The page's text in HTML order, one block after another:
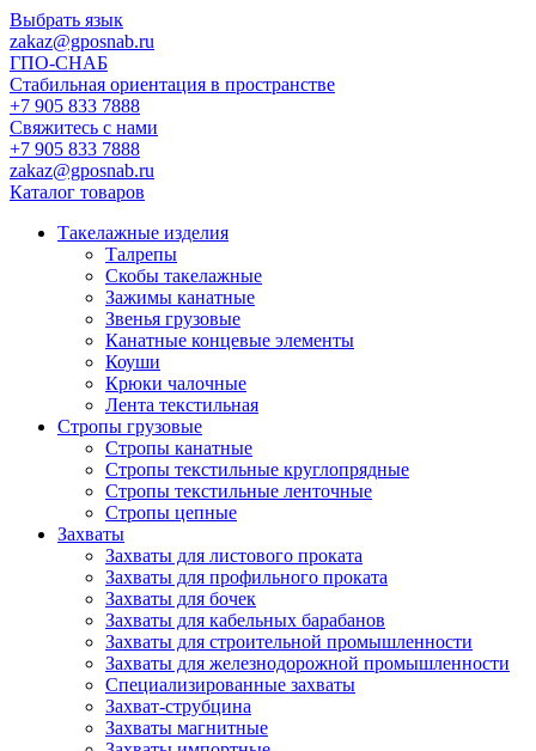
Выбрать язык
zakaz@gposnab.ru
ГПО-СНАБ
Стабильная ориентация в пространстве
+7 905 833 7888
Свяжитесь с нами
+7 905 833 7888
zakaz@gposnab.ru
Каталог товаров
Такелажные изделия
Талрепы
Скобы такелажные
Зажимы канатные
Звенья грузовые
Канатные концевые элементы
Коуши
Крюки чалочные
Лента текстильная
Стропы грузовые
Стропы канатные
Стропы текстильные круглопрядные
Стропы текстильные ленточные
Стропы цепные
Захваты
Захваты для листового проката
Захваты для профильного проката
Захваты для бочек
Захваты для кабельных барабанов
Захваты для строительной промышленности
Захваты для железнодорожной промышленности
Специализированные захваты
Захват-струбцина
Захваты магнитные